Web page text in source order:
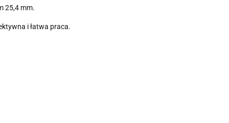
25,4 mm.
i łatwa praca.